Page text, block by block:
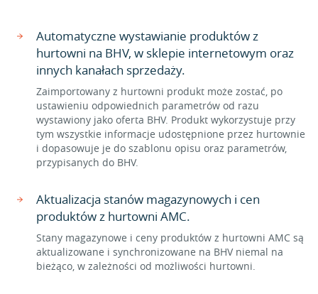
Automatyczne wystawianie produktów z
hurtowni na BHV, w sklepie internetowym oraz
innych kanałach sprzedaży.
Zaimportowany z hurtowni produkt może zostać, po
ustawieniu odpowiednich parametrów od razu
wystawiony jako oferta BHV. Produkt wykorzystuje przy
tym wszystkie informacje udostępnione przez hurtownie
i dopasowuje je do szablonu opisu oraz parametrów,
przypisanych do BHV.
Aktualizacja stanów magazynowych i cen
produktów z hurtowni AMC.
Stany magazynowe i ceny produktów z hurtowni AMC są
aktualizowane i synchronizowane na BHV niemal na
bieżąco, w zależności od możliwości hurtowni.